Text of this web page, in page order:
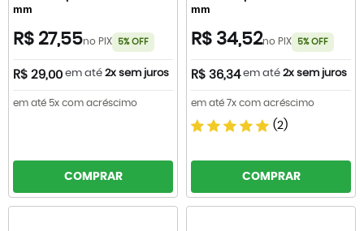
mm
R$ 27,55no PIX 5% OFF
R$ 29,00 em até 2x sem juros
em até 5x com acréscimo
COMPRAR
mm
R$ 34,52no PIX 5% OFF
R$ 36,34 em até 2x sem juros
em até 7x com acréscimo
(2)
COMPRAR